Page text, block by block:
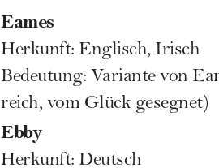
Eames
Herkunft: Englisch, Irisch
Bedeutung: Variante von
reich, vom Glück gesegnet)
Ebby
Herkunft: Deutsch